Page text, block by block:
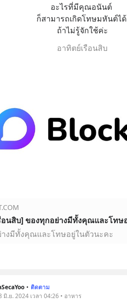
อะไรที่มีคุณอนันต์
ก็สามารถเกิดโทษมหันต์ได้
ถ้าไม่รู้จักใช้ค่ะ
อาทิตย์เรือนสิบ
งมีทั้งคุณและโทษอยู่ในตัวนะคะ
• ติดตาม
มิ.ย. 2024 เวลา 04:26 • อาหาร